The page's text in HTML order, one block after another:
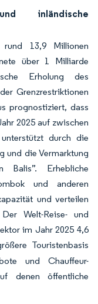
inländische
13,9 Millionen
über 1 Milliarde
Erholung des
Grenzrestriktionen
prognostiziert, dass
2025 auf zwischen
durch die
und die Vermarktung
Erhebliche
und anderen
und verteilen
Welt-Reise- und
im Jahr 2025 4,6
Touristenbasis
und Chauffeur-
denen öffentliche